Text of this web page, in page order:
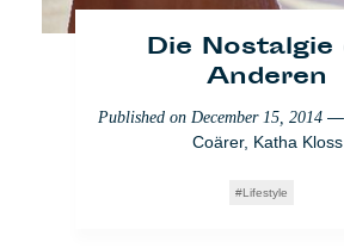
Die Nostalgie
Anderen
Published on December 15, 2014—
Coärer, Katha Kloss
Lifestyle